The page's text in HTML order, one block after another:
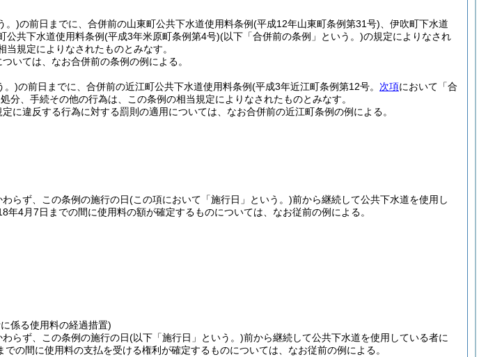
。)の前日までに、合併前の山東町公共下水道使用料条例(平成12年山東町条例第31号) 、伊吹町下水道
公共下水道使用料条例(平成3年米原町条例第4号)(以下「合併前の条例」という。)の規定によりなされ
規定によりなされたものとみなす。
いては、なお合併前の条例の例による。
。)の前日までに、合併前の近江町公共下水道使用料条例(平成3年近江町条例第12号。 次項において「合
分、手続その他の行為は、この条例の相当規定によりなされたものとみなす。
に違反する行為に対する罰則の適用については、なお合併前の近江町条例の例による。
らず、この条例の施行の日(この項において「施行日」という。)前から継続して公共下水道を使用し
4月7日までの間に使用料の額が確定するものについては、なお従前の例による。
係る使用料の経過措置)
らず、この条例の施行の日(以下「施行日」という。)前から継続して公共下水道を使用している者に
の間に使用料の支払を受ける権利が確定するものについては、なお従前の例による。